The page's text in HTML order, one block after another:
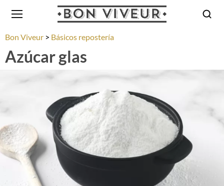
Bon Viveur Básicos repostería
Azúcar glas